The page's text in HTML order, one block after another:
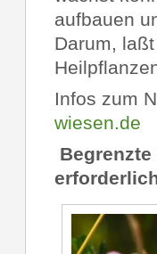
aufbauen
Darum,
Infos zum
wiesen.de